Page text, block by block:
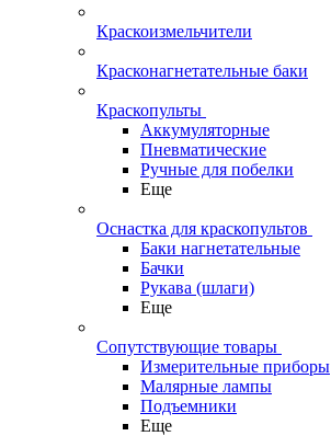
Краскоизмельчители
Красконагнетательные баки
Краскопульты
Аккумуляторные
Пневматические
Ручные для побелки
Еще
Оснастка для краскопультов
Баки нагнетательные
Бачки
Рукава (шлаги)
Еще
Сопутствующие товары
Измерительные приборы
Малярные лампы
Подъемники
Еще